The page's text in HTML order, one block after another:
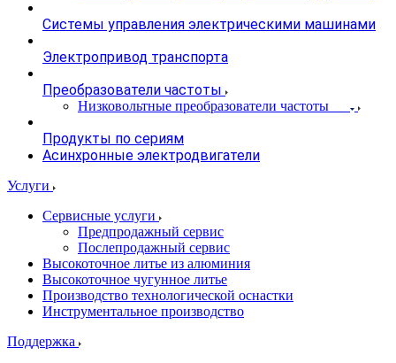
Системы управления электрическими машинами
Электропривод транспорта
Преобразователи частоты
Низковольтные преобразователи частоты
Продукты по сериям
Асинхронные электродвигатели
Услуги
Сервисные услуги
Предпродажный сервис
Послепродажный сервис
Высокоточное литье из алюминия
Высокоточное чугунное литье
Производство технологической оснастки
Инструментальное производство
Поддержка